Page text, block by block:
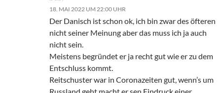
18. MAI 2022 UM 22:00 UHR
Der Danisch ist schon ok, ich bin zwar des öfteren
nicht seiner Meinung aber das muss ich ja auch
nicht sein.
Meistens begründet er ja recht gut wie er zu dem
Entschluss kommt.
Reitschuster war in Coronazeiten gut, wenn’s um